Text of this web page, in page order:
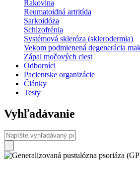
Rakovina
Reumatoidná artritída
Sarkoidóza
Schizofrénia
Systémová skleróza (sklerodermia)
Vekom podmienená degenerácia
Zápal močových ciest
Odborníci
Pacientske organizácie
Články
Testy
Vyhľadávanie